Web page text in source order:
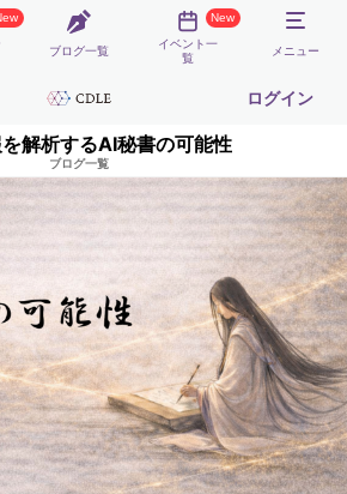
ブログ一覧
New
イベント一
覧
メニュー
ログイン
解析するAI秘書の可能性
ブログ一覧